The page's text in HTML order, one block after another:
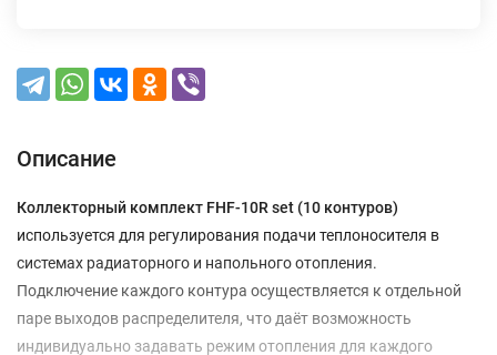
Описание
Коллекторный комплект FHF-10R set (10 контуров)
используется для регулирования подачи теплоносителя в
системах радиаторного и напольного отопления.
Подключение каждого контура осуществляется к отдельной
паре выходов распределителя, что даёт возможность
индивидуально задавать режим отопления для каждого